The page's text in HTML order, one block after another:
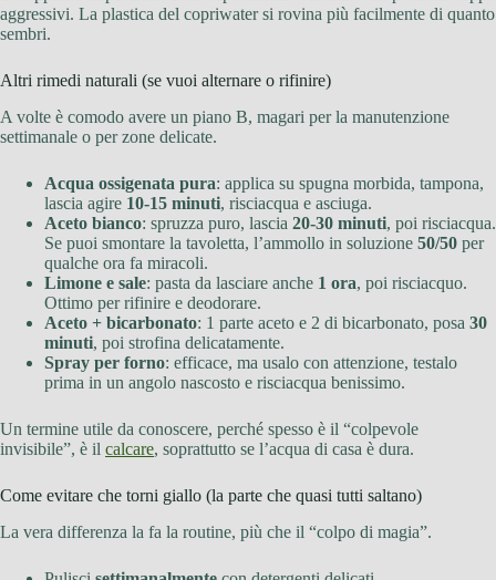
aggressivi. La plastica del copriwater si rovina più facilmente di quanto
sembri.
Altri rimedi naturali (se vuoi alternare o rifinire)
A volte è comodo avere un piano B, magari per la manutenzione
settimanale o per zone delicate.
Acqua ossigenata pura: applica su spugna morbida, tampona,
lascia agire 10-15 minuti, risciacqua e asciuga.
Aceto bianco: spruzza puro, lascia 20-30 minuti, poi risciacqua.
Se puoi smontare la tavoletta, l’ammollo in soluzione 50/50 per
qualche ora fa miracoli.
Limone e sale: pasta da lasciare anche 1 ora, poi risciacquo.
Ottimo per rifinire e deodorare.
Aceto + bicarbonato: 1 parte aceto e 2 di bicarbonato, posa 30
minuti, poi strofina delicatamente.
Spray per forno: efficace, ma usalo con attenzione, testalo
prima in un angolo nascosto e risciacqua benissimo.
Un termine utile da conoscere, perché spesso è il “colpevole
invisibile”, è il calcare, soprattutto se l’acqua di casa è dura.
Come evitare che torni giallo (la parte che quasi tutti saltano)
La vera differenza la fa la routine, più che il “colpo di magia”.